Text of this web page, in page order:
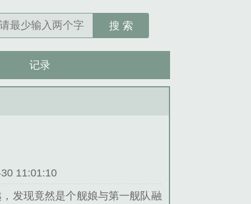
搜 索
记录
11:01:10
发现竟然是个舰娘与第一舰队融